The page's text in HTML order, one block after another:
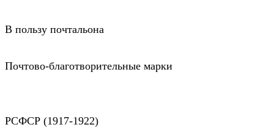
В пользу почтальона
Почтово-благотворительные марки
РСФСР (1917-1922)